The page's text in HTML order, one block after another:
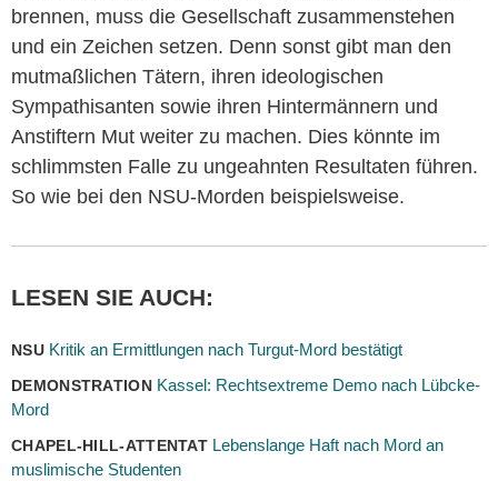
brennen, muss die Gesellschaft zusammenstehen
und ein Zeichen setzen. Denn sonst gibt man den
mutmaßlichen Tätern, ihren ideologischen
Sympathisanten sowie ihren Hintermännern und
Anstiftern Mut weiter zu machen. Dies könnte im
schlimmsten Falle zu ungeahnten Resultaten führen.
So wie bei den NSU-Morden beispielsweise.
LESEN SIE AUCH:
NSU Kritik an Ermittlungen nach Turgut-Mord bestätigt
DEMONSTRATION Kassel: Rechtsextreme Demo nach Lübcke-
Mord
CHAPEL-HILL-ATTENTAT Lebenslange Haft nach Mord an
muslimische Studenten